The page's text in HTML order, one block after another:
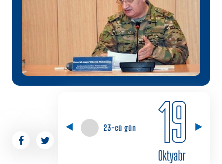
23-cü gün 19
Oktyabr